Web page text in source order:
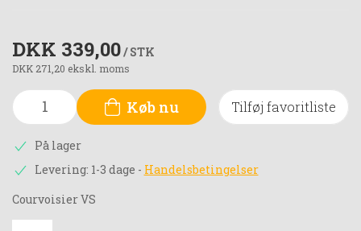
DKK 339,00/ STK
DKK 271,20 ekskl. moms
Køb nu Tilføj favoritliste
På lager
Levering: 1-3 dage - Handelsbetingelser
Courvoisier VS